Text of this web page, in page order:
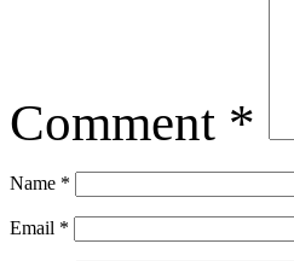
Comment *
Name *
Email *